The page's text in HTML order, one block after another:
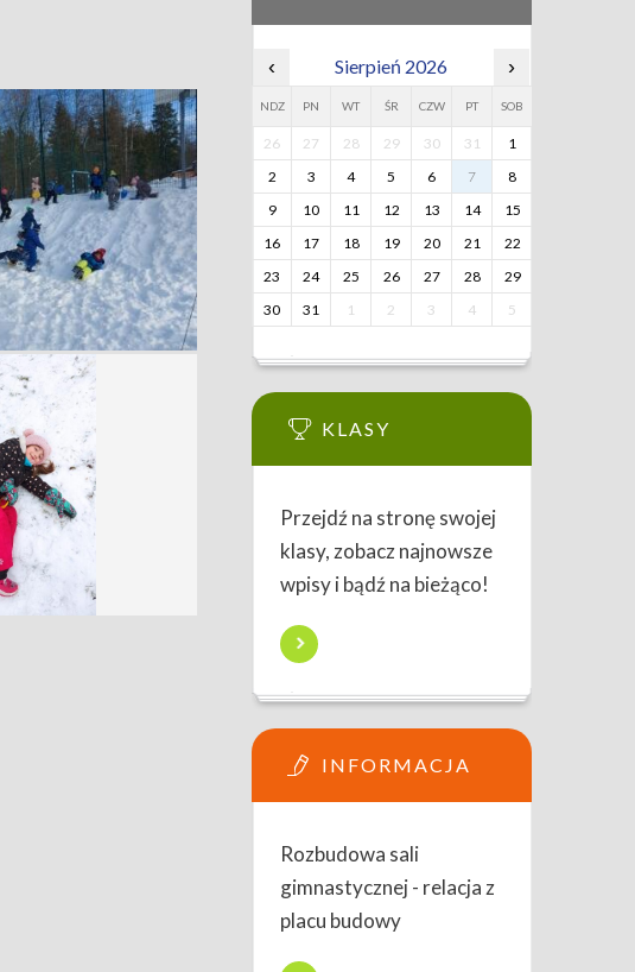
‹ Sierpień 2026 ›
NDZ PN WT ŚR CZW PT SOB
26 27 28 29 30 31
1
2
3 4 5 6 7
8
9
10 11 12 13 14
15
16
17 18 19 20 21
22
23
24 25 26 27 28
29
30
31 1 2 3 4 5
KLASY
Przejdź na stronę swojej
klasy, zobacz najnowsze
wpisy i bądź na bieżąco!
INFORMACJA
Rozbudowa sali
gimnastycznej - relacja z
placu budowy